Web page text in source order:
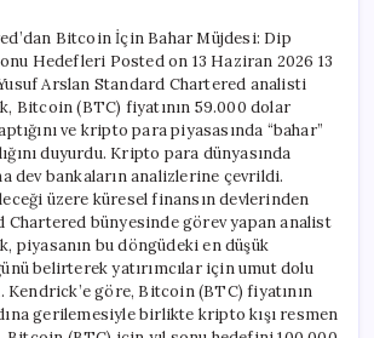
Müjdesi:
Dip
Görüldü,
İşte
Yıl
Hedefleri
için
Bitcoin İçin Bahar Müjdesi: Dip
Hedefleri Posted on 13 Haziran 2026 13
Arslan Standard Chartered analisti
Bitcoin (BTC) fiyatının 59.000 dolar
ve kripto para piyasasında “bahar”
duyurdu. Kripto para dünyasında
dev bankaların analizlerine çevrildi.
üzere küresel finansın devlerinden
Chartered bünyesinde görev yapan analist
piyasanın bu döngüdeki en düşük
belirterek yatırımcılar için umut dolu
Kendrick’e göre, Bitcoin (BTC) fiyatının
gerilemesiyle birlikte kripto kışı resmen